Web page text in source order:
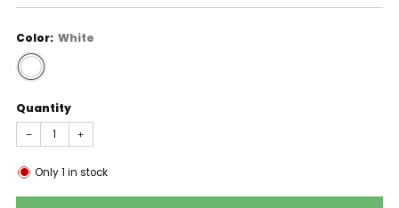
Color: White
Quantity
− +
Only1 in stock